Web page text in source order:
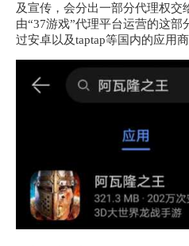
及宣传，会分出一部分代理权交
由“37游戏”代理平台运营的这部
过安卓以及taptap等国内的应用商